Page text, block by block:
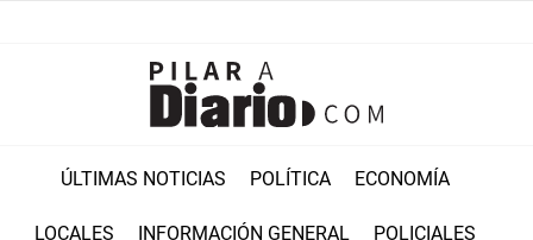
ÚLTIMAS NOTICIAS POLÍTICA ECONOMÍA
LOCALES INFORMACIÓN GENERAL POLICIALES